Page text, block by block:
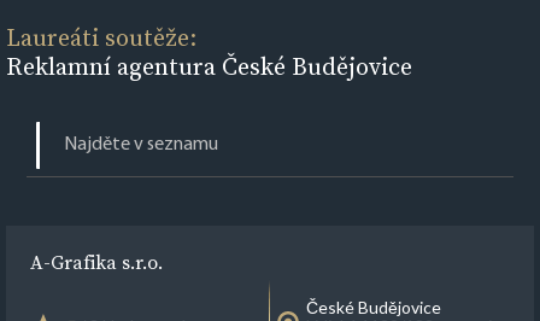
Laureáti soutěže:
Reklamní agentura České Budějovice
A-Grafika s.r.o.
České Budějovice